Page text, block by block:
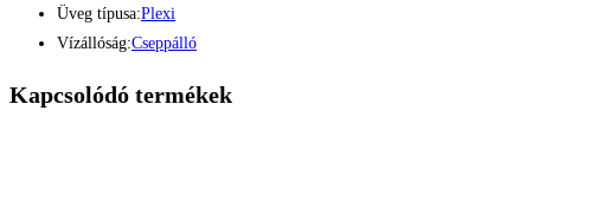
Üveg típusa:Plexi
Vízállóság:Cseppálló
Kapcsolódó termékek